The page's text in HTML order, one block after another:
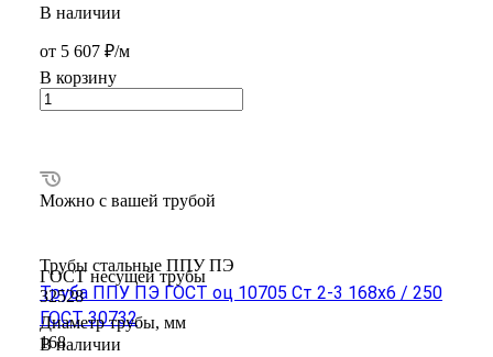
ГОСТ несущей трубы
32528
Диаметр трубы, мм
168
В наличии
от 5 607 ₽/м
В корзину
Можно с вашей трубой
Трубы стальные ППУ ПЭ
Труба ППУ ПЭ ГОСТ оц 10705 Ст 2-3 168x6 / 250
ГОСТ 30732
В наличии